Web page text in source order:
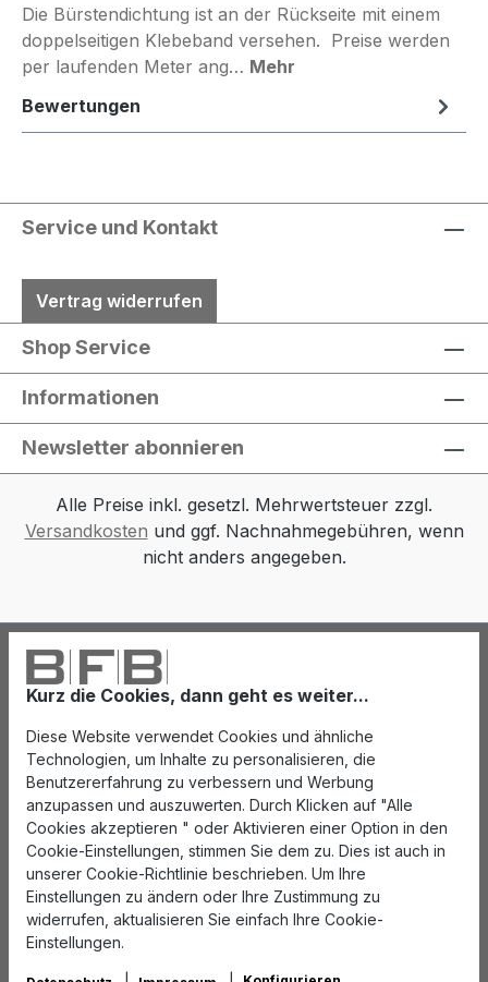
Kurz die Cookies, dann geht es weiter...
Diese Website verwendet Cookies und ähnliche
Technologien, um Inhalte zu personalisieren, die
Benutzererfahrung zu verbessern und Werbung
anzupassen und auszuwerten. Durch Klicken auf "Alle
Cookies akzeptieren " oder Aktivieren einer Option in den
Cookie-Einstellungen, stimmen Sie dem zu. Dies ist auch in
unserer Cookie-Richtlinie beschrieben. Um Ihre
Einstellungen zu ändern oder Ihre Zustimmung zu
widerrufen, aktualisieren Sie einfach Ihre Cookie-
Einstellungen.
Die Bürstendichtung ist an der Rückseite mit einem
doppelseitigen Klebeband versehen. Preise werden
per laufenden Meter ang… Mehr
Bewertungen
Service und Kontakt
Vertrag widerrufen
Shop Service
Informationen
Newsletter abonnieren
Alle Preise inkl. gesetzl. Mehrwertsteuer zzgl.
Versandkosten und ggf. Nachnahmegebühren, wenn
nicht anders angegeben.